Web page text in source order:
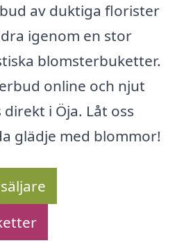
av duktiga florister
igenom en stor
blomsterbuketter.
online och njut
i Öja. Låt oss
glädje med blommor!